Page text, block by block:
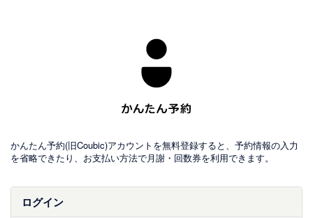
かんたん予約(旧Coubic)アカウントを無料登録すると、予約情報の入力
を省略できたり、お支払い方法で月謝・回数券を利用できます。
ログイン